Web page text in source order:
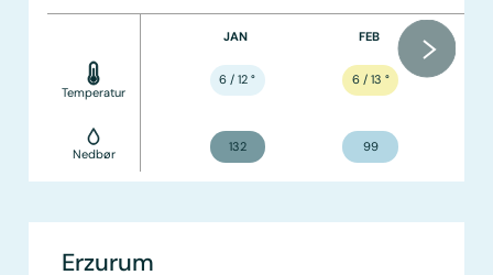
Temperatur
Nedbør
JAN
6 / 12 °
132
FEB
6 / 13 °
99
Erzurum